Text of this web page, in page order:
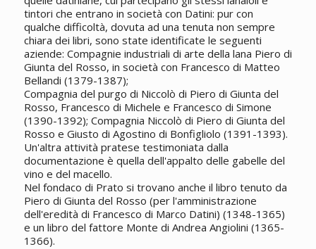
tintori che entrano in società con Datini: pur con
qualche difficoltà, dovuta ad una tenuta non sempre
chiara dei libri, sono state identificate le seguenti
aziende: Compagnie industriali di arte della lana Piero di
Giunta del Rosso, in società con Francesco di Matteo
Bellandi (1379-1387);
Compagnia del purgo di Niccolò di Piero di Giunta del
Rosso, Francesco di Michele e Francesco di Simone
(1390-1392); Compagnia Niccolò di Piero di Giunta del
Rosso e Giusto di Agostino di Bonfigliolo (1391-1393).
Un'altra attività pratese testimoniata dalla
documentazione è quella dell'appalto delle gabelle del
vino e del macello.
Nel fondaco di Prato si trovano anche il libro tenuto da
Piero di Giunta del Rosso (per l'amministrazione
dell'eredità di Francesco di Marco Datini) (1348-1365)
e un libro del fattore Monte di Andrea Angiolini (1365-
1366).